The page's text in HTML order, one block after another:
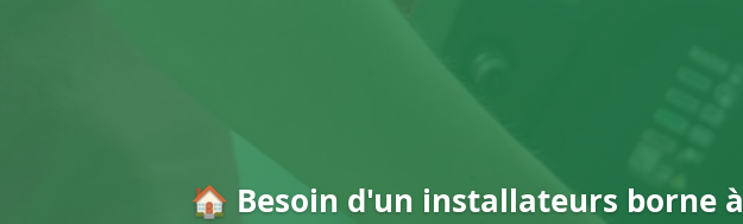
🏠 Besoin d'un installateurs borne à